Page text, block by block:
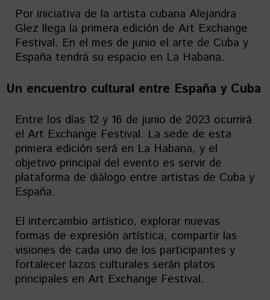
Por iniciativa de la artista cubana Alejandra
Glez llega la primera edición de Art Exchange
Festival. En el mes de junio el arte de Cuba y
España tendrá su espacio en La Habana.
Un encuentro cultural entre España y Cuba
Entre los días 12 y 16 de junio de 2023 ocurrirá
el Art Exchange Festival. La sede de esta
primera edición será en La Habana, y el
objetivo principal del evento es servir de
plataforma de diálogo entre artistas de Cuba y
España.
El intercambio artístico, explorar nuevas
formas de expresión artística, compartir las
visiones de cada uno de los participantes y
fortalecer lazos culturales serán platos
principales en Art Exchange Festival.